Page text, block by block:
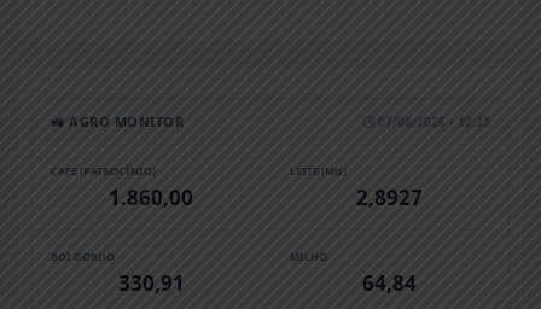
🚜 AGRO MONITOR 🕒 07/08/2026 • 12:23
CAFÉ (PATROCÍNIO)
1.860,00
LEITE (MG)
2,8927
BOI GORDO
330,91
MILHO
64,84